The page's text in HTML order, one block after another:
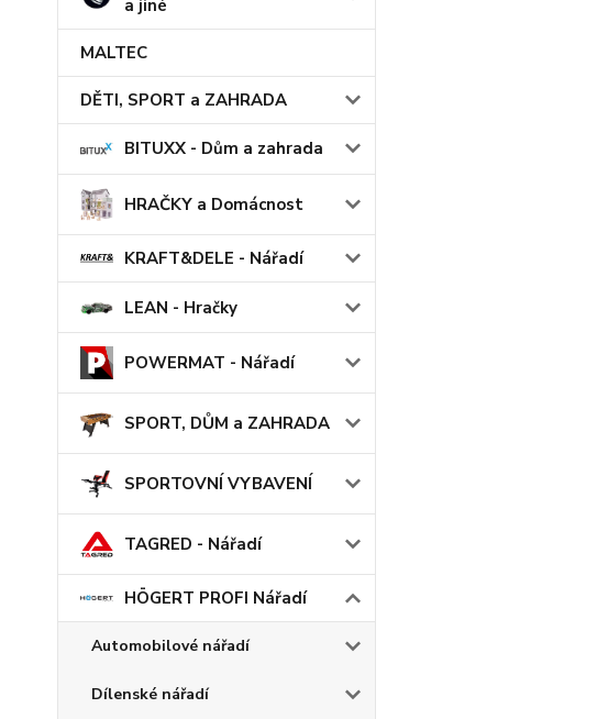
a jiné
MALTEC
DĚTI, SPORT a ZAHRADA
BITUXX - Dům a zahrada
HRAČKY a Domácnost
KRAFT&DELE - Nářadí
LEAN - Hračky
POWERMAT - Nářadí
SPORT, DŮM a ZAHRADA
SPORTOVNÍ VYBAVENÍ
TAGRED - Nářadí
HÖGERT PROFI Nářadí
Automobilové nářadí
Dílenské nářadí